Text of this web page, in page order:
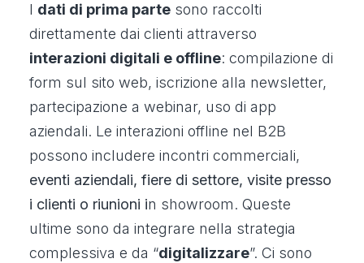
I dati di prima partesono raccolti
direttamente dai clienti attraverso
interazioni digitali e offline: compilazione di
form sul sito web, iscrizione alla newsletter,
partecipazione a webinar, uso di app
aziendali. Le interazioni offline nel B2B
possono includere incontri commerciali,
eventi aziendali, fiere di settore, visite presso
i clienti o riunioni in showroom. Queste
ultime sono da integrare nella strategia
complessiva e da “digitalizzare”. Ci sono